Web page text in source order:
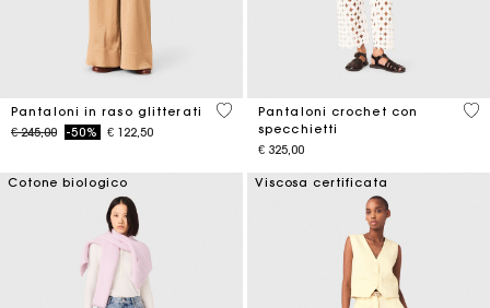
Pantaloni in raso glitterati
Price reduced from
€ 245,00to-50% € 122,50
5 out of 5 Customer Rating
Pantaloni crochet con
specchietti
€ 325,00
3,7
Cotone biologico Viscosa certificata